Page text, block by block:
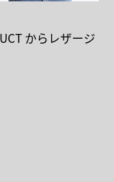
からレザージ